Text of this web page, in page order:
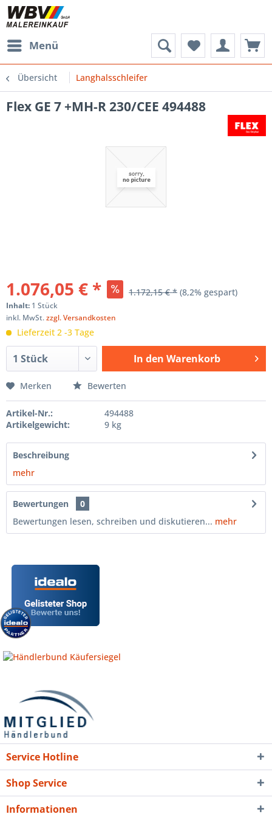
Menü
Übersicht Langhalsschleifer
Flex GE 7 +MH-R 230/CEE 494488
1.076,05 € * 1.172,15 € * (8,2% gespart)
Inhalt: 1 Stück
inkl. MwSt.zzgl. Versandkosten
Lieferzeit 2 -3 Tage
In den Warenkorb
Merken Bewerten
Artikel-Nr.:
494488
Artikelgewicht:
9 kg
Beschreibung
mehr
Bewertungen
0
Bewertungen lesen, schreiben und diskutieren... mehr
Service Hotline
Shop Service
Informationen